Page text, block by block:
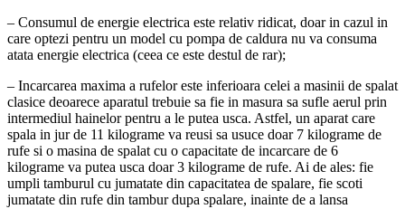
– Consumul de energie electrica este relativ ridicat, doar in cazul in
care optezi pentru un model cu pompa de caldura nu va consuma
atata energie electrica (ceea ce este destul de rar);
– Incarcarea maxima a rufelor este inferioara celei a masinii de spalat
clasice deoarece aparatul trebuie sa fie in masura sa sufle aerul prin
intermediul hainelor pentru a le putea usca. Astfel, un aparat care
spala in jur de 11 kilograme va reusi sa usuce doar 7 kilograme de
rufe si o masina de spalat cu o capacitate de incarcare de 6
kilograme va putea usca doar 3 kilograme de rufe. Ai de ales: fie
umpli tamburul cu jumatate din capacitatea de spalare, fie scoti
jumatate din rufe din tambur dupa spalare, inainte de a lansa